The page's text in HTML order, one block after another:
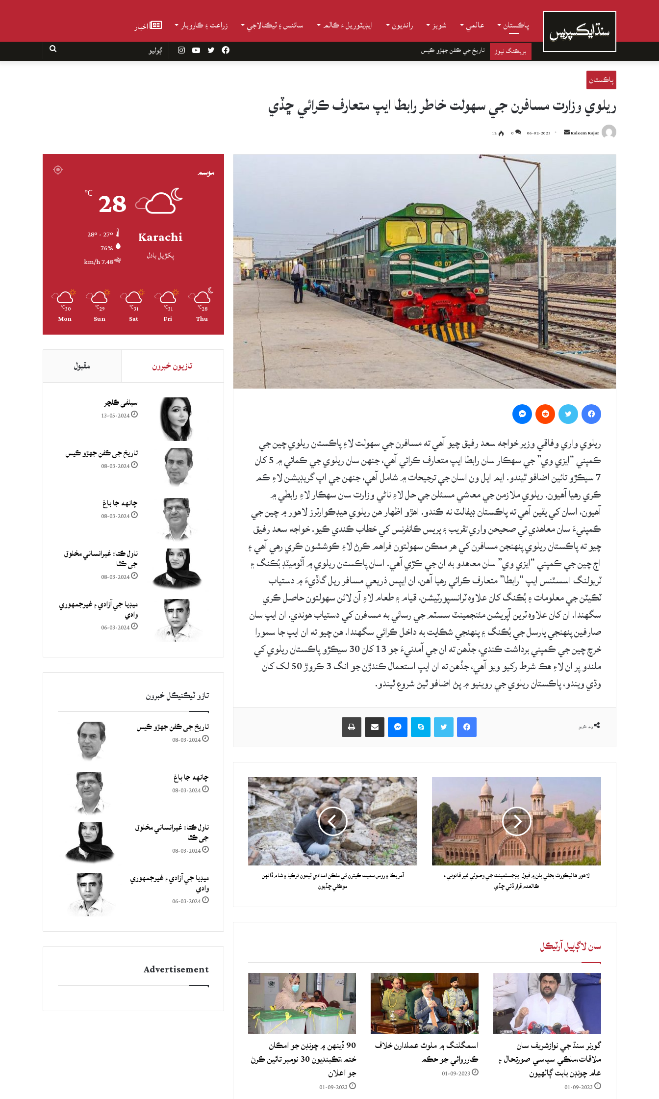
پاڪستان عالمي شوبز رانديون ايڊيٽوريل ۽ ڪالم سائنس ۽ ٽيڪنالاجي زراعت ۽ ڪاروبار اخبار
بريڪنگ نيوز تاريخ جي ڪفن جھڙو ڪيس InstagramYouTube Twitter
Facebook
پاڪستان
ريلوي وزارت مسافرن جي سهولت خاطر رابطا ايپ متعارف ڪرائي ڇڏي
Kaleem Rajar
Send
email
06-02-2023
0
12
ريلوي واري وفاقي وزير خواجه سعد رفيق چيو آهي ته مسافرن جي سهولت لاءِ پاڪستان ريلوي چين جي
ڪمپني “ايزي وي” جي سهڪار سان رابطا ايپ متعارف ڪرائي آهي، جنهن سان ريلوي جي ڪمائي ۾ 5 کان
7 سيڪڙو تائين اضافو ٿيندو. ايم ايل ون اسان جي ترجيحات ۾ شامل آهي، جنهن جي اپ گريڊيشن لاءِ ڪم
ڪري رهيا آهيون. ريلوي ملازمن جي معاشي مسئلن جي حل لاءِ ناڻي وزارت سان سهڪار لاءِ رابطي ۾
آهيون، اسان کي يقين آهي ته پاڪستان ڊيفالٽ نه ڪندو. اهڙو اظهار هن ريلوي هيڊڪوارٽرز لاهور ۾ چين جي
ڪمپنيءَ سان معاهدي تي صحيحن واري تقريب ۽ پريس ڪانفرنس کي خطاب ڪندي ڪيو. خواجه سعد رفيق
چيو ته پاڪستان ريلوي پنهنجن مسافرن کي هر ممڪن سهولتون فراهم ڪرڻ لاءِ ڪوششون ڪري رهي آهي ۽
اڄ چين جي ڪمپني “ايزي وي” سان معاهدو به ان جي ڪڙي آهي. اسان پاڪستان ريلوي ۾ آٽوميٽڊ بُڪنگ ۽
ٽريولنگ اسسٽنس ايپ “رابطا” متعارف ڪرائي رهيا آهن، ان ايپس ذريعي مسافر ريل گاڏيءَ ۾ دستياب
ٽڪيٽن جي معلومات ۽ بُڪنگ کان علاوه ٽرانسپورٽيشن، قيام ۽ طعام لاءِ آن لائن سهولتون حاصل ڪري
سگهندا. ان کان علاوه ٽرين آپريشن مئنجمينٽ سسٽم جي رسائي به مسافرن کي دستياب هوندي. ان ايپ سان
صارفين پنهنجي پارسل جي بُڪنگ ۽ پنهنجي شڪايت به داخل ڪرائي سگهندا. هن چيو ته ان ايپ جا سمورا
خرچ چين جي ڪمپني برداشت ڪندي، جڏهن ته ان جي آمدنيءَ جو 13 کان 30 سيڪڙو پاڪستان ريلوي کي
ملندو پر ان لاءِ هڪ شرط رکيو ويو آهي، جڏهن ته ان ايپ استعمال ڪندڙن جو انگ 3 ڪروڙ 50 لک کان
وڌي ويندو، پاڪستان ريلوي جي روينيو ۾ پڻ اضافو ٿيڻ شروع ٿيندو.
ونڊ ڪريو
Facebook
Skype حصيداري ڪريو اي ميل ذريعي
لاهور هائيڪورٽ بجلي بلن ۾ فيول ايڊجسٽمينٽ جي وصولي غير قانوني ۽
ڪالعدم قرار ڏئي ڇڏي
آمريڪا ۽ روس سميت ڪيترن ئي ملڪن امدادي ٽيمون ترڪيا ۽ شام ڏانهن
موڪلي ڇڏيون
سان لاڳاپيل آرٽيڪل
گورنر سنڌ جي نوازشريف سان
ملاقات،ملڪي سياسي صورتحال ۽
عام چونڊن بابت ڳالهيون
01-09-2023
اسمگلنگ ۾ ملوث عملدارن خلاف
ڪارروائي جو حڪم
01-09-2023
90 ڏينهن ۾ چونڊن جو امڪان
ختم،تڪبنديون 30 نومبر تائين ڪرڻ
جو اعلان
01-09-2023
موسم
Karachi
پکڙيل بادل
28
℃
76%
7.48 km/h
28
℃
Thu
31
℃
Fri
31
℃
Sat
29
℃
Sun
30
℃
Mon
تازيون خبرون مقبول
سيلفي ڪلچر
13-05-2024
تاريخ جي ڪفن جھڙو ڪيس
08-03-2024
چانهه جا باغ
08-03-2024
ناول ڪتا: غيرانساني مخلوق
جي ڪٿا
08-03-2024
ميڊيا جي آزادي ۽ غيرجمھوري
وادي
06-03-2024
تازو ٽيڪنيڪل خبرون
تاريخ جي ڪفن جھڙو ڪيس
08-03-2024
چانهه جا باغ
08-03-2024
ناول ڪتا: غيرانساني مخلوق
جي ڪٿا
08-03-2024
ميڊيا جي آزادي ۽ غيرجمھوري
وادي
06-03-2024
Advertisement